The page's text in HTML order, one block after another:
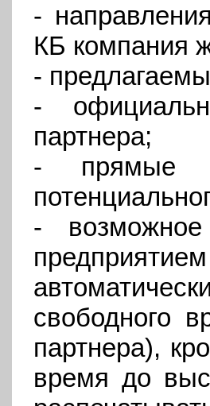
-
КБ компания
-
-
партнера;
- прямые
-
свободного
партнера),
время до